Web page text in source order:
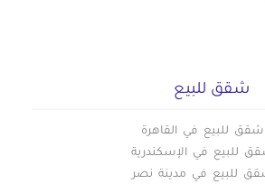
للبيع في منشأة ناصر
ميدان هليوبوليس بمصر الجديدة
في ميفيدا التجمع الخامس
شقق للبيع
شقق للبيع في القاهرة
للبيع في الإسكندرية
للبيع في مدينة نصر